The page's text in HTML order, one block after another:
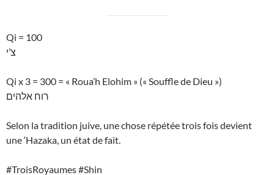
Qi = 100
צ’י
Qi x 3 = 300 = « Roua’h Elohim » (« Souffle de Dieu »)
רוח אלהים
Selon la tradition juive, une chose répétée trois fois devient
une ‘Hazaka, un état de fait.
#TroisRoyaumes #Shin